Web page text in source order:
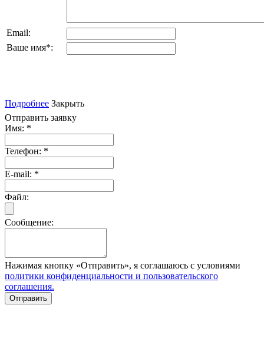
Email:
Ваше имя*:
Подробнее Закрыть
Отправить заявку
Имя: *
Телефон: *
E-mail: *
Файл:
Сообщение:
Нажимая кнопку «Отправить», я соглашаюсь с условиями
политики конфиденциальности и пользовательского
соглашения.
Отправить